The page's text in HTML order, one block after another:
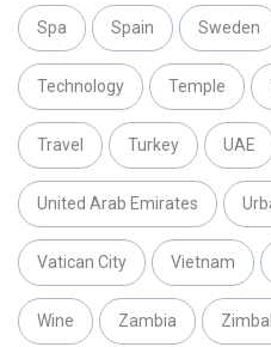
Spa Spain Sweden
Technology Temple
Travel Turkey UAE
United Arab Emirates
Vatican City Vietnam
Wine Zambia